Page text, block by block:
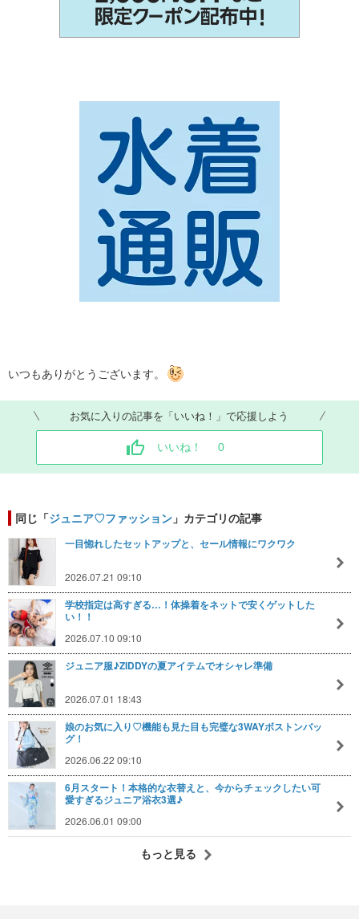
いつもありがとうございます。
お気に入りの記事を「いいね！」で応援しよう
いいね！ 0
同じ「ジュニア♡ファッション 」カテゴリの記事
一目惚れしたセットアップと、セール情報にワクワク
2026.07.21 09:10
学校指定は高すぎる…！体操着をネットで安くゲットした
い！！
2026.07.10 09:10
ジュニア服♪ZIDDYの夏アイテムでオシャレ準備
2026.07.01 18:43
娘のお気に入り♡機能も見た目も完璧な3WAYボストンバッ
グ！
2026.06.22 09:10
6月スタート！本格的な衣替えと、今からチェックしたい可
愛すぎるジュニア浴衣3選♪
2026.06.01 09:00
もっと見る